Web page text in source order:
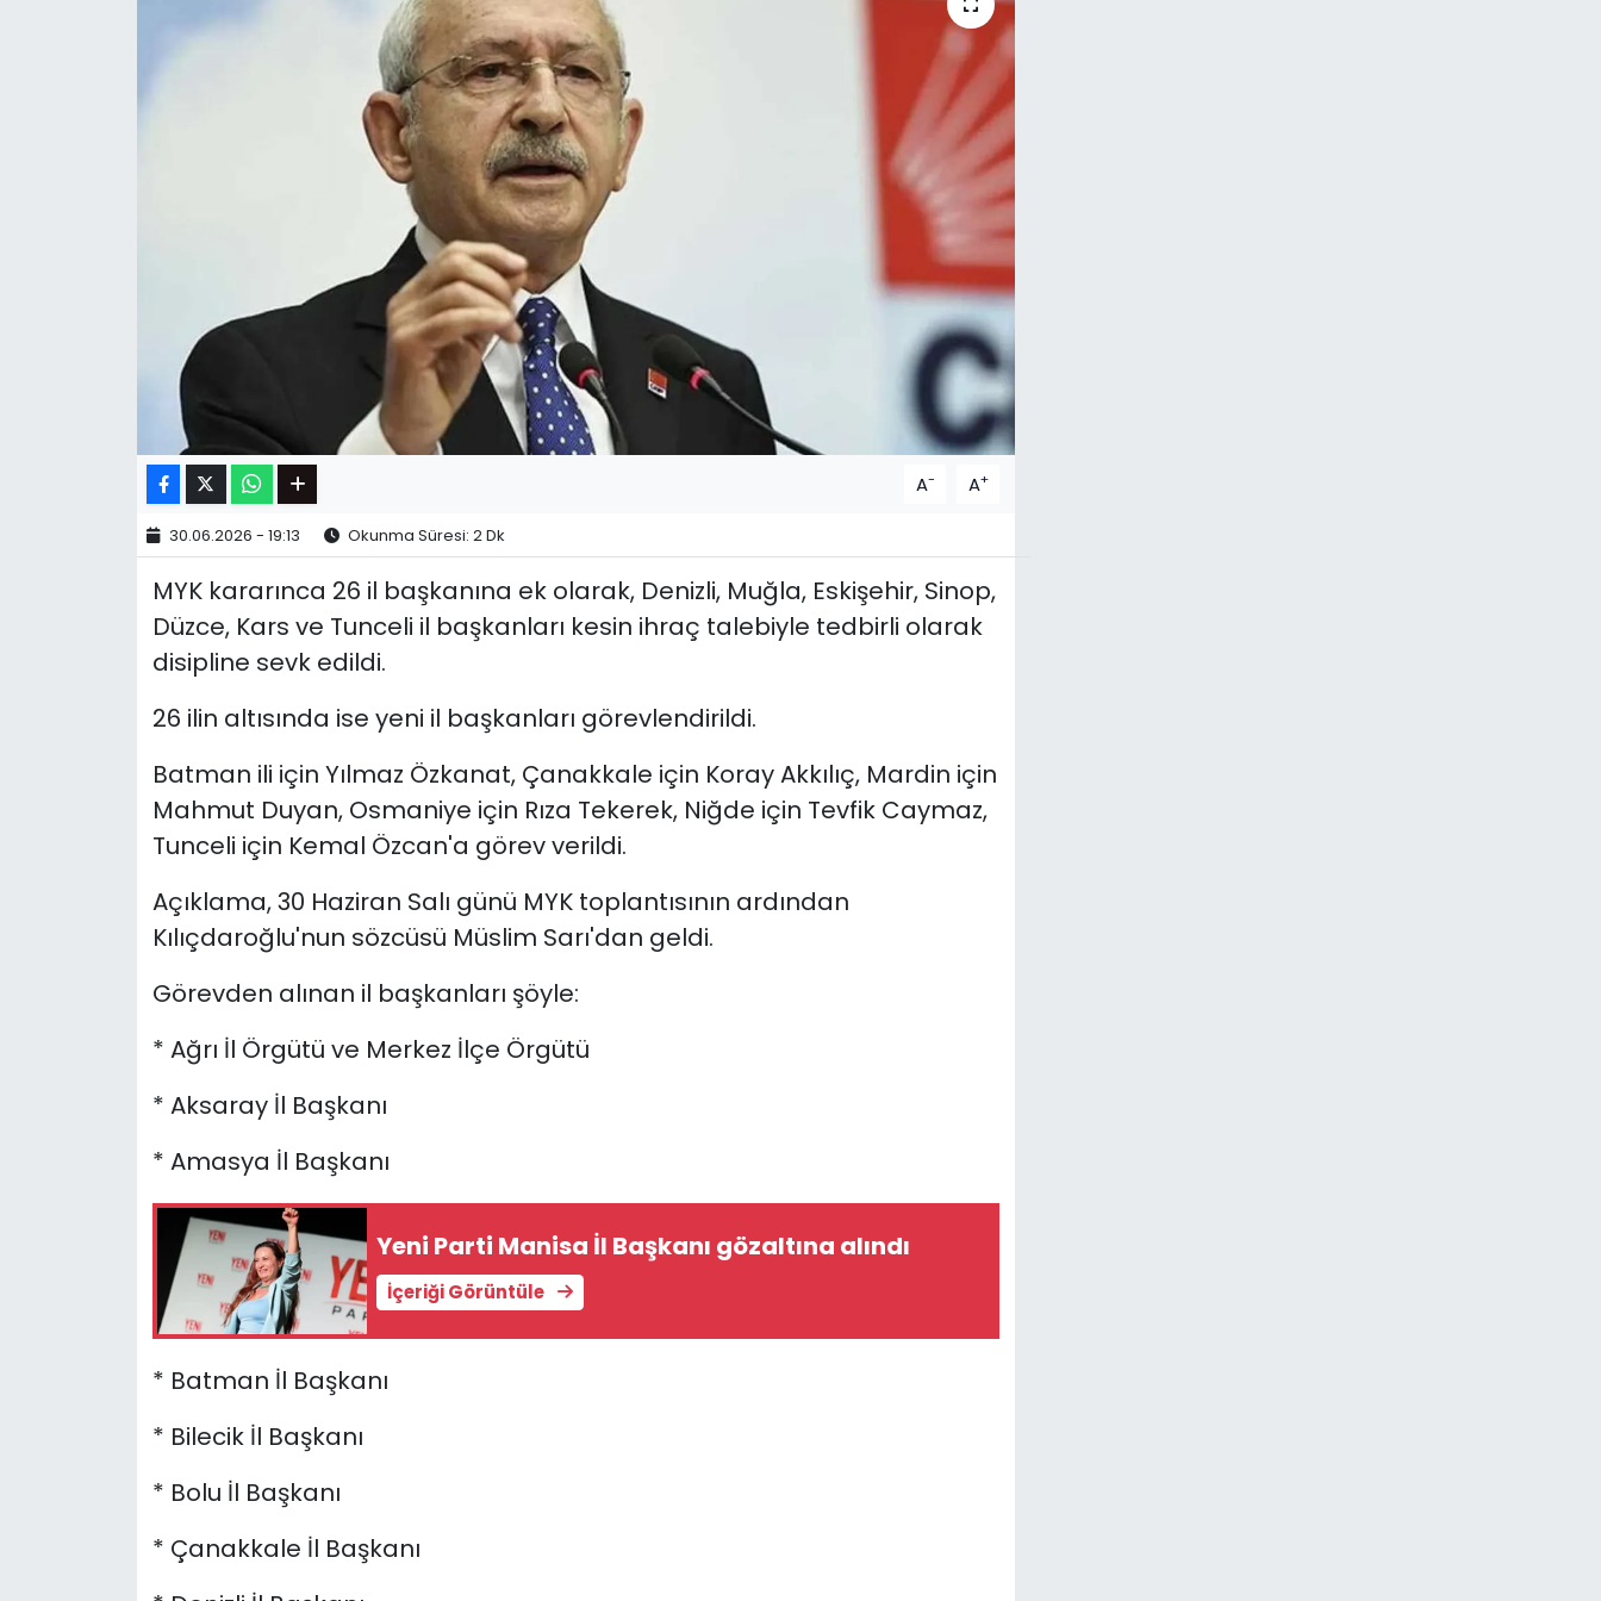
A- A+
30.06.2026 - 19:13 Okunma Süresi: 2 Dk
MYK kararınca 26 il başkanına ek olarak, Denizli, Muğla, Eskişehir, Sinop,
Düzce, Kars ve Tunceli il başkanları kesin ihraç talebiyle tedbirli olarak
disipline sevk edildi.
26 ilin altısında ise yeni il başkanları görevlendirildi.
Batman ili için Yılmaz Özkanat, Çanakkale için Koray Akkılıç, Mardin için
Mahmut Duyan, Osmaniye için Rıza Tekerek, Niğde için Tevfik Caymaz,
Tunceli için Kemal Özcan'a görev verildi.
Açıklama, 30 Haziran Salı günü MYK toplantısının ardından
Kılıçdaroğlu'nun sözcüsü Müslim Sarı'dan geldi.
Görevden alınan il başkanları şöyle:
* Ağrı İl Örgütü ve Merkez İlçe Örgütü
* Aksaray İl Başkanı
* Amasya İl Başkanı
Yeni Parti Manisa İl Başkanı gözaltına alındı
İçeriği Görüntüle
* Batman İl Başkanı
* Bilecik İl Başkanı
* Bolu İl Başkanı
* Çanakkale İl Başkanı